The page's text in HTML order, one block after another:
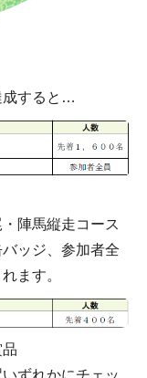
成すると…
陣馬縦走コース
ッジ、参加者全
ます。